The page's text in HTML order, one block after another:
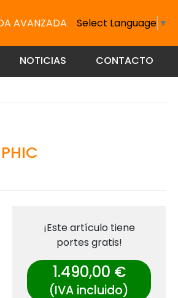
AVANZADA Select Language ▼
NOTICIAS CONTACTO
¡Este artículo tiene
portes gratis!
1.490,00 €
(IVA incluido)